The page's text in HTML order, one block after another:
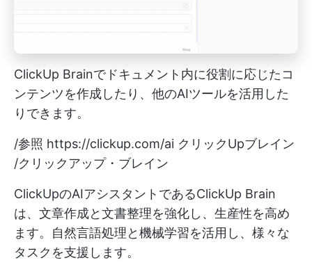
ClickUp Brainでドキュメント内に役割に応じたコ
ンテンツを作成したり、他のAIツールを活用した
りできます。
/参照 https://clickup.com/ai クリックUpブレイン
/クリックアップ・ブレイン
ClickUpのAIアシスタントであるClickUp Brain
は、文章作成と文書整理を強化し、生産性を高め
ます。自然言語処理と機械学習を活用し、様々な
タスクを支援します。